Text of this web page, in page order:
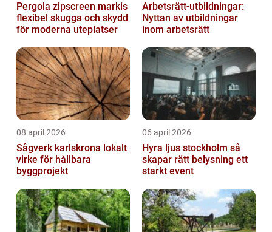
Pergola zipscreen markis
flexibel skugga och skydd
för moderna uteplatser
Arbetsrätt-utbildningar:
Nyttan av utbildningar
inom arbetsrätt
08 april 2026
Sågverk karlskrona lokalt
virke för hållbara
byggprojekt
06 april 2026
Hyra ljus stockholm så
skapar rätt belysning ett
starkt event